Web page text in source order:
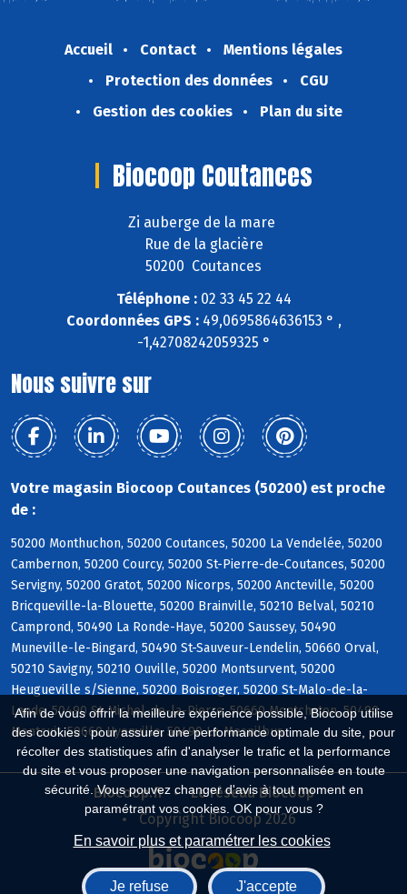
Afin de vous offrir la meilleure expérience possible, Biocoop utilise
des cookies : pour assurer une performance optimale du site, pour
récolter des statistiques afin d'analyser le trafic et la performance
du site et vous proposer une navigation personnalisée en toute
sécurité. Vous pouvez changer d'avis à tout moment en
paramétrant vos cookies. OK pour vous ?
En savoir plus et paramétrer les cookies
Je refuse J'accepte
Accueil Contact
Mentions légales
Protection des données
CGU
Gestion des cookies
Plan du site
Biocoop Coutances
Zi auberge de la mare
Rue de la glacière
50200 Coutances
Téléphone :02 33 45 22 44
Coordonnées GPS :49,0695864636153 ° ,
-1,42708242059325 °
Nous suivre sur
Votre magasin Biocoop Coutances (50200) est proche
de :
50200 Monthuchon, 50200 Coutances, 50200 La Vendelée, 50200
Cambernon, 50200 Courcy, 50200 St-Pierre-de-Coutances, 50200
Servigny, 50200 Gratot, 50200 Nicorps, 50200 Ancteville, 50200
Bricqueville-la-Blouette, 50200 Brainville, 50210 Belval, 50210
Camprond, 50490 La Ronde-Haye, 50200 Saussey, 50490
Muneville-le-Bingard, 50490 St-Sauveur-Lendelin, 50660 Orval,
50210 Savigny, 50210 Ouville, 50200 Montsurvent, 50200
Heugueville s/Sienne, 50200 Boisroger, 50200 St-Malo-de-la-
Lande, 50490 St-Michel-de-la-Pierre, 50660 Montchaton, 50490
Montcuit, 50660 Hyenville, 50490 Le Mesnilbus
Biocoop.fr
Le réseau Biocoop
Copyright Biocoop 2026